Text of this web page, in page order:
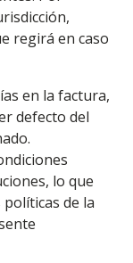
regirá en caso
en la factura,
defecto del
lo que
de la